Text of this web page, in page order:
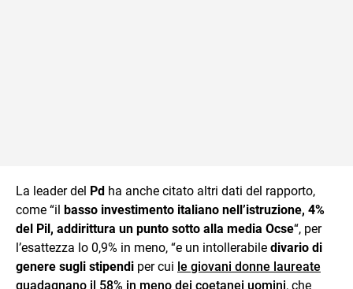
La leader del Pd ha anche citato altri dati del rapporto,
come “il basso investimento italiano nell’istruzione, 4%
del Pil, addirittura un punto sotto alla media Ocse“, per
l’esattezza lo 0,9% in meno, “e un intollerabile divario di
genere sugli stipendi per cui le giovani donne laureate
guadagnano il 58% in meno dei coetanei uomini, che